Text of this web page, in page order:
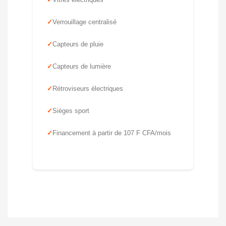
Verrouillage centralisé
Capteurs de pluie
Capteurs de lumière
Rétroviseurs électriques
Sièges sport
Financement à partir de 107 F CFA/mois